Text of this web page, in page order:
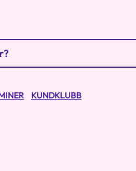
KUNDKLUBB